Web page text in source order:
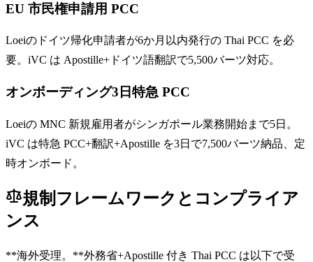
EU 市民権申請用 PCC
Loeiのドイツ帰化申請者が6か月以内発行の Thai PCC を必
要。iVC は Apostille+ドイツ語翻訳で5,500バーツ対応。
オンボーディング3日特急 PCC
Loeiの MNC 新規雇用者がシンガポール業務開始まで5日。
iVC は特急 PCC+翻訳+Apostille を3日で7,500バーツ納品、定
時オンボード。
規制フレームワークとコンプライア
ンス
**海外受理。**外務省+Apostille 付き Thai PCC は以下で受